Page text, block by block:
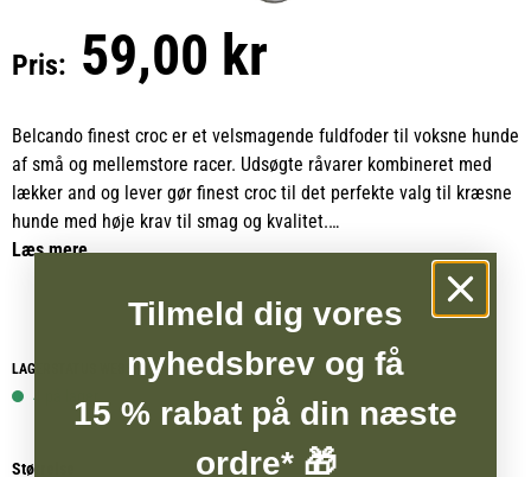
Pris: 59,00 kr
Belcando finest croc er et velsmagende fuldfoder til voksne hunde
af små og mellemstore racer. Udsøgte råvarer kombineret med
lækker and og lever gør finest croc til det perfekte valg til kræsne
hunde med høje krav til smag og kvalitet.
Opskriften indeholder letfordøjelige ris samt fint koldpresset
druekernemel, som bidrager til en sund og velsmagende
ernæring. Det høje indhold af protein og fedt understøtter en god
fordøjelse og kan samtidig reducere mængden af afføring.
Belcando finest croc er tilsat en speciel sauce, som fremhæver
smagen yderligere. Ved at blande 3 dele finest croc med 1 del
Læs mere
LAGERSTATUS WEBSHOP
4 på lager
Størrelse
Tilmeld dig vores
nyhedsbrev og få
15 % rabat på din næste
ordre* 🎁